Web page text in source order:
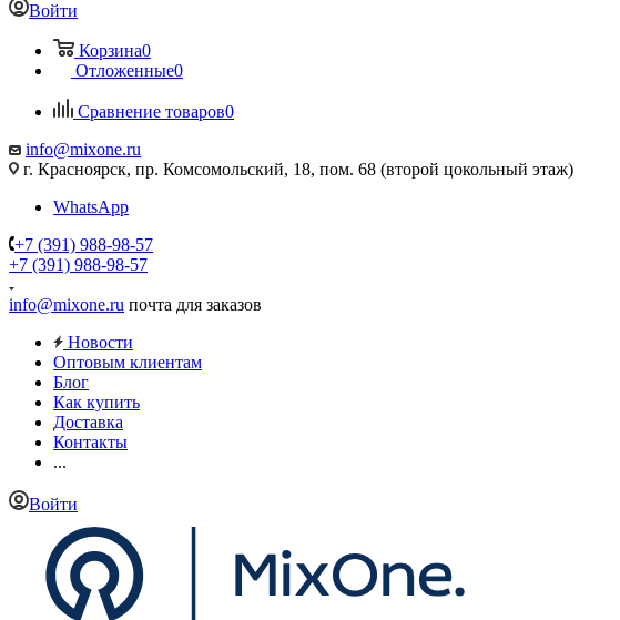
Войти
Корзина0
Отложенные0
Сравнение товаров0
info@mixone.ru
г. Красноярск, пр. Комсомольский, 18, пом. 68 (второй цокольный этаж)
WhatsApp
+7 (391) 988-98-57
+7 (391) 988-98-57
info@mixone.ru почта для заказов
Новости
Оптовым клиентам
Блог
Как купить
Доставка
Контакты
...
Войти